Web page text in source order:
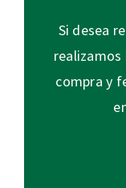
Si desea
compra y